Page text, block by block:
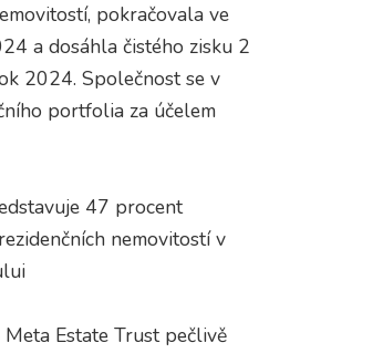
pokračovala ve
a dosáhla čistého zisku 2
2024. Společnost se v
portfolia za účelem
47 procent
nemovitostí v
Estate Trust pečlivě